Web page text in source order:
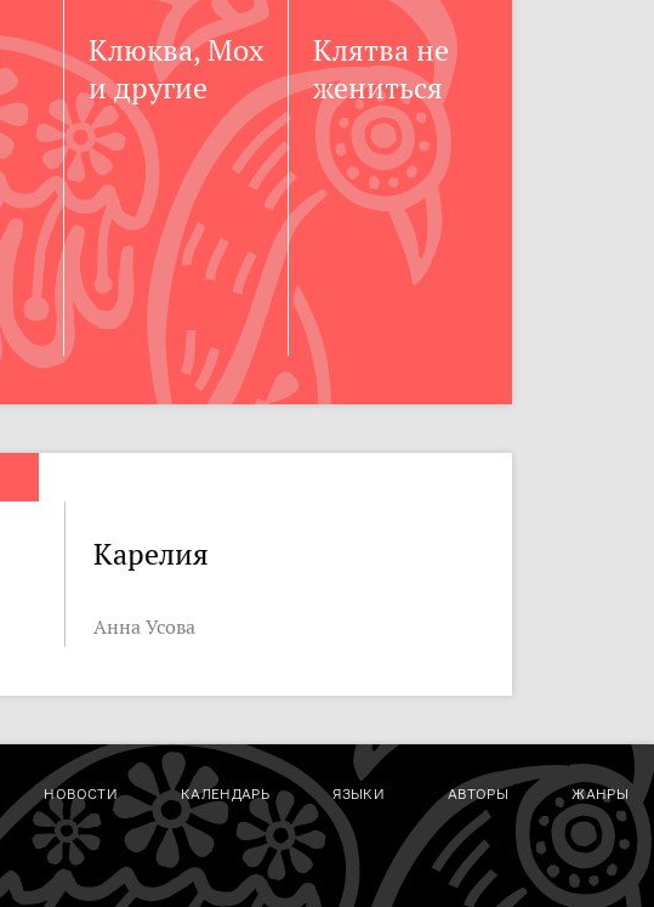
Клюква, Мох
и другие
Клятва не
жениться
Карелия
Анна Усова
НОВОСТИ КАЛЕНДАРЬ ЯЗЫКИ АВТОРЫ ЖАНРЫ